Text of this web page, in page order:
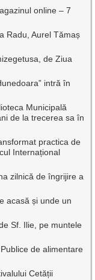
online – 7
Radu, Aurel Tămaș
de Ziua
intră în
Municipală
de la trecerea sa în
practica de
Internațional
zilnică de îngrijire a
acasă și unde un
Sf. Ilie, pe muntele
de alimentare
Cetății